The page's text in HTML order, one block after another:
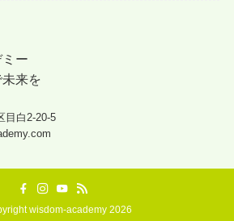
目白2-20-5
wisdom-academy 2026